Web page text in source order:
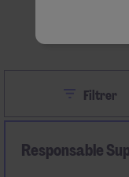
CloseFiltrer
Responsable